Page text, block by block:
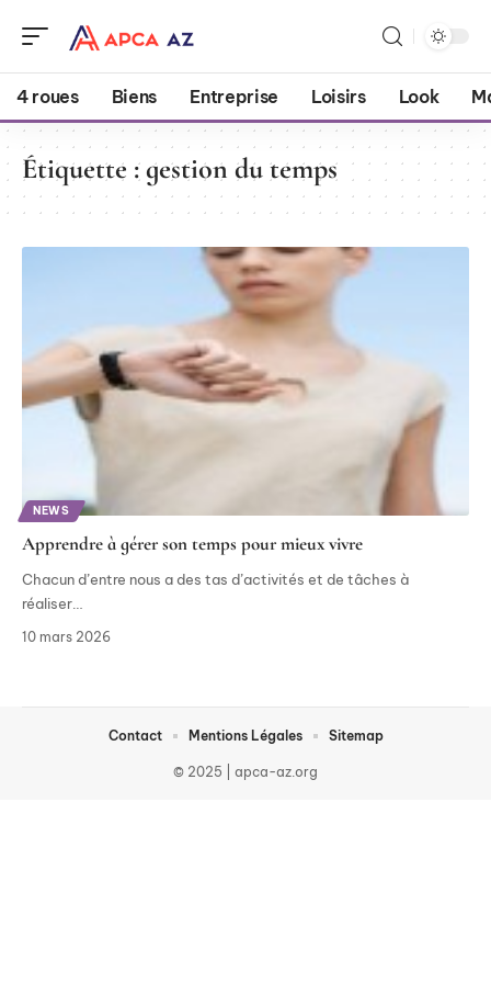
4 roues Biens Entreprise Loisirs Look
Étiquette :gestion du temps
NEWS
Apprendre à gérer son temps pour mieux vivre
Chacun d’entre nous a des tas d’activités et de tâches à
réaliser
10 mars 2026
© 2025 | apca-az.org
Contact Mentions Légales Sitemap